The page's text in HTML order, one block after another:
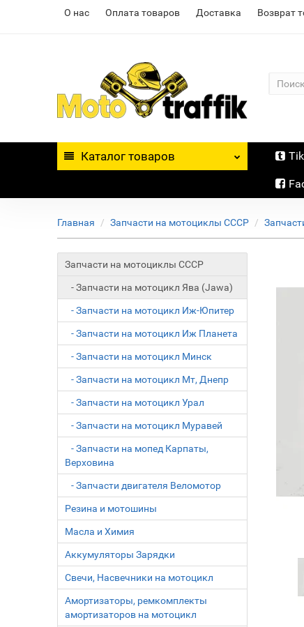
О нас Оплата товаров Доставка Возврат
Каталог товаров
Главная Запчасти на мотоциклы СССР
Запчасти на мотоциклы СССР
- Запчасти на мотоцикл Ява (Jawa)
- Запчасти на мотоцикл Иж-Юпитер
- Запчасти на мотоцикл Иж Планета
- Запчасти на мотоцикл Минск
- Запчасти на мотоцикл Мт, Днепр
- Запчасти на мотоцикл Урал
- Запчасти на мотоцикл Муравей
- Запчасти на мопед Карпаты,
Верховина
- Запчасти двигателя Веломотор
Резина и мотошины
Масла и Химия
Аккумуляторы Зарядки
Свечи, Насвечники на мотоцикл
Амортизаторы, ремкомплекты
амортизаторов на мотоцикл